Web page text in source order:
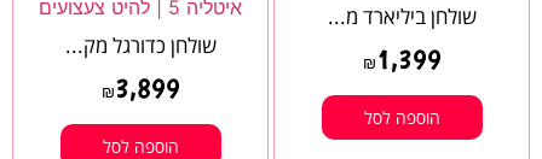
שולחן ביליארד מ...
₪ 1,399
הוספה לסל
שולחן כדורגל מק...
₪3,899
הוספה לסל